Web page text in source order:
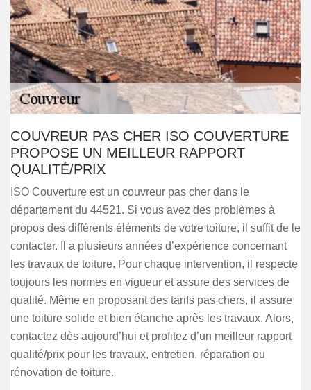
COUVREUR PAS CHER ISO COUVERTURE
PROPOSE UN MEILLEUR RAPPORT
QUALITÉ/PRIX
ISO Couverture est un couvreur pas cher dans le
département du 44521. Si vous avez des problèmes à
propos des différents éléments de votre toiture, il suffit de le
contacter. Il a plusieurs années d’expérience concernant
les travaux de toiture. Pour chaque intervention, il respecte
toujours les normes en vigueur et assure des services de
qualité. Même en proposant des tarifs pas chers, il assure
une toiture solide et bien étanche après les travaux. Alors,
contactez dès aujourd’hui et profitez d’un meilleur rapport
qualité/prix pour les travaux, entretien, réparation ou
rénovation de toiture.